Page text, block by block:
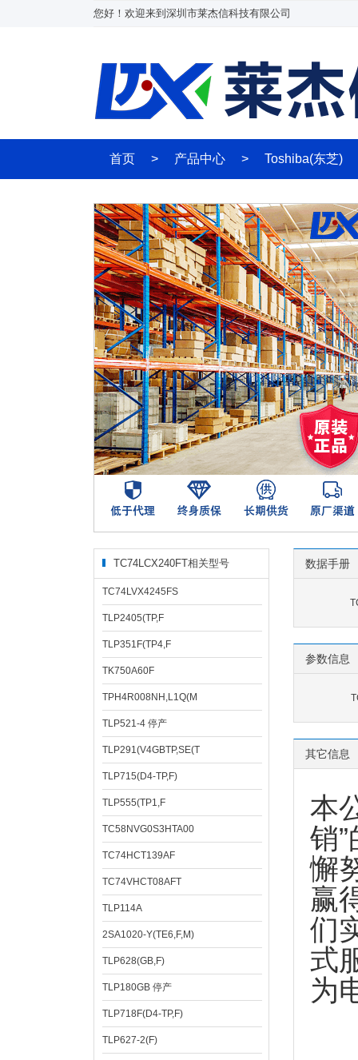
您好！欢迎来到深圳市莱杰信科技有限公司
首页 > 产品中心 > Toshiba(东芝)
TC74LCX240FT相关型号
TC74LVX4245FS
TLP2405(TP,F
TLP351F(TP4,F
TK750A60F
TPH4R008NH,L1Q(M
TLP521-4 停产
TLP291(V4GBTP,SE(T
TLP715(D4-TP,F)
TLP555(TP1,F
TC58NVG0S3HTA00
TC74HCT139AF
TC74VHCT08AFT
TLP114A
2SA1020-Y(TE6,F,M)
TLP628(GB,F)
TLP180GB 停产
TLP718F(D4-TP,F)
TLP627-2(F)
数据手册
参数信息
其它信息
本
销
懈
赢
们
式
为